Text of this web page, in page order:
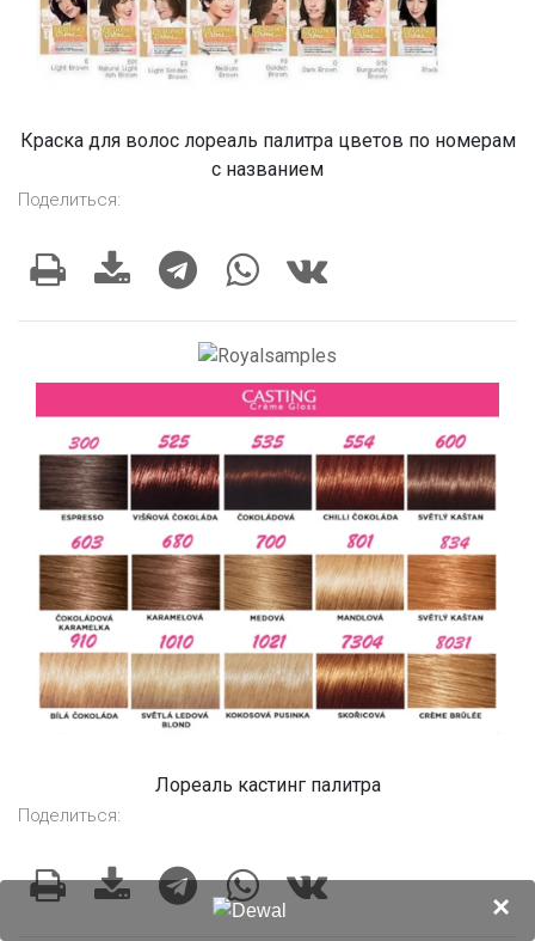
Краска для волос лореаль палитра цветов по номерам
с названием
Поделиться:
Лореаль кастинг палитра
Поделиться:
×